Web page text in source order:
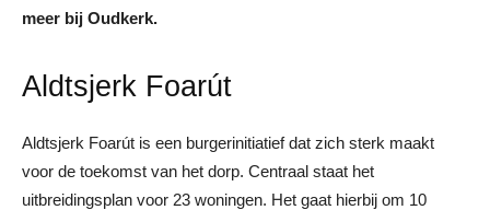
meer bij Oudkerk.
Aldtsjerk Foarút
Aldtsjerk Foarút is een burgerinitiatief dat zich sterk maakt
voor de toekomst van het dorp. Centraal staat het
uitbreidingsplan voor 23 woningen. Het gaat hierbij om 10